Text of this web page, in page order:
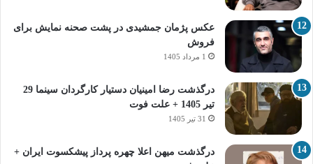
عکس پژمان جمشیدی در پشت صحنه نمایش برای
فروش
1 مرداد 1405
درگذشت رضا امینیان دستیار کارگردان سینما 29
تیر 1405 + علت فوت
31 تیر 1405
درگذشت میهن اعلا چهره پرداز پیشکسوت ایران +